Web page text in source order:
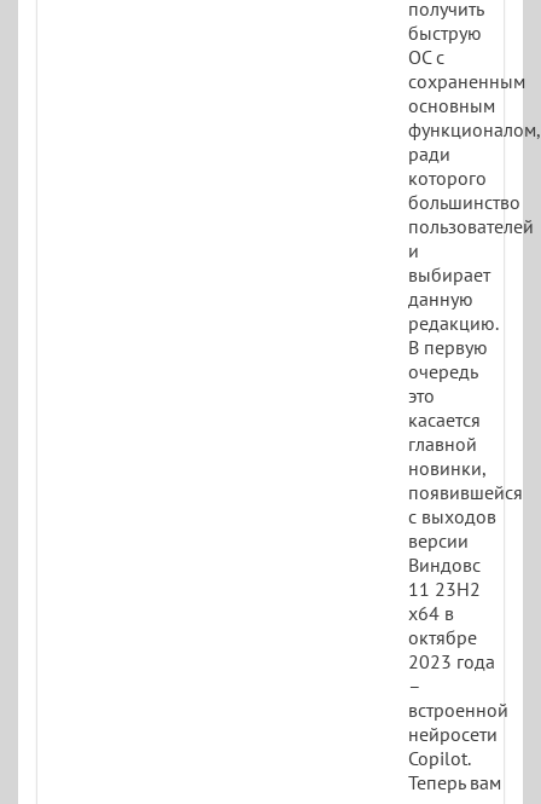
получить
быструю
ОС с
сохраненным
основным
функционалом,
ради
которого
большинство
пользователей
и
выбирает
данную
редакцию.
В первую
очередь
это
касается
главной
новинки,
появившейся
с выходов
версии
Виндовс
11 23H2
x64 в
октябре
2023 года
–
встроенной
нейросети
Copilot.
Теперь вам